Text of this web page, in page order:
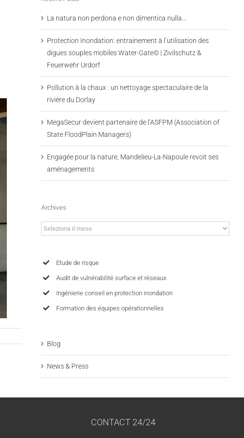
La natura non perdona e non dimentica nulla…
Protection Inondation: entrainement à l’utilisation des
digues souples mobiles Water-Gate© | Zivilschutz &
Feuerwehr Urdorf
Pollution à la chaux : un nettoyage spectaculaire de la
rivière du Dorlay
MegaSecur devient partenaire de l’ASFPM (Association of
State FloodPlain Managers)
Engagée pour la nature, Mandelieu-La-Napoule revoit ses
aménagements
Archives
Archives
Etude de risque
Audit de vulnérabilité surface et réseaux
Ingénierie conseil en protection inondation
Formation des équipes opérationnelles
Blog
News & Press
CONTACT 24/24